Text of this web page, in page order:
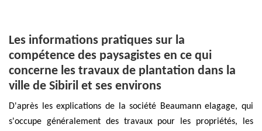
Les informations pratiques sur la
compétence des paysagistes en ce qui
concerne les travaux de plantation dans la
ville de Sibiril et ses environs
D'après les explications de la société Beaumann elagage, qui
s'occupe généralement des travaux pour les propriétés, les